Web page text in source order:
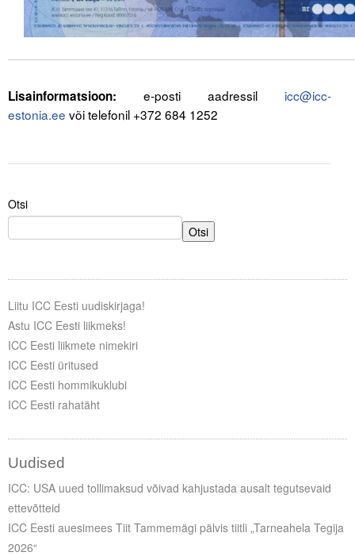
Digiraamatukogu
Kontakt
Abimaterjalid
Projektid
Lisainformatsioon: e-posti aadressil icc@icc-
estonia.ee või telefonil +372 684 1252
Otsi
Otsi
Liitu ICC Eesti uudiskirjaga!
Astu ICC Eesti liikmeks!
ICC Eesti liikmete nimekiri
ICC Eesti üritused
ICC Eesti hommikuklubi
ICC Eesti rahatäht
Uudised
ICC: USA uued tollimaksud võivad kahjustada ausalt tegutsevaid
ettevõtteid
ICC Eesti auesimees Tiit Tammemägi pälvis tiitli „Tarneahela Tegija
2026“